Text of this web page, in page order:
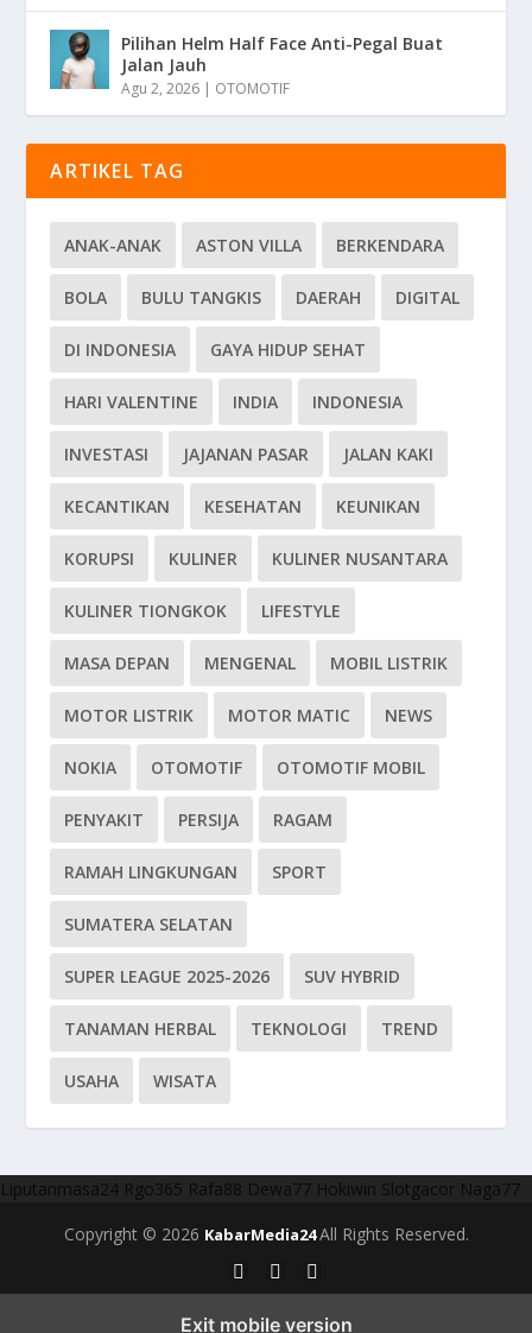
Pilihan Helm Half Face Anti-Pegal Buat
Jalan Jauh
Agu 2, 2026 | OTOMOTIF
ARTIKEL TAG
ANAK-ANAK ASTON VILLA BERKENDARA
BOLA BULU TANGKIS DAERAH DIGITAL
DI INDONESIA GAYA HIDUP SEHAT
HARI VALENTINE INDIA INDONESIA
INVESTASI JAJANAN PASAR JALAN KAKI
KECANTIKAN KESEHATAN KEUNIKAN
KORUPSI KULINER KULINER NUSANTARA
KULINER TIONGKOK LIFESTYLE
MASA DEPAN MENGENAL MOBIL LISTRIK
MOTOR LISTRIK MOTOR MATIC NEWS
NOKIA OTOMOTIF OTOMOTIF MOBIL
PENYAKIT PERSIJA RAGAM
RAMAH LINGKUNGAN SPORT
SUMATERA SELATAN
SUPER LEAGUE 2025-2026 SUV HYBRID
TANAMAN HERBAL TEKNOLOGI TREND
USAHA WISATA
Liputanmasa24 Rgo365 Rafa88 Dewa77 Hokiwin Slotgacor Naga77
Copyright © 2026 KabarMedia24All Rights Reserved.
Exit mobile version